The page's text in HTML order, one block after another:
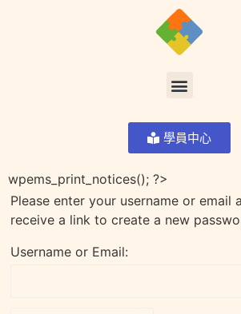
學員中心
wpems_print_notices(); ?>
Please enter your username or email
receive a link to create a new
Username or Email: